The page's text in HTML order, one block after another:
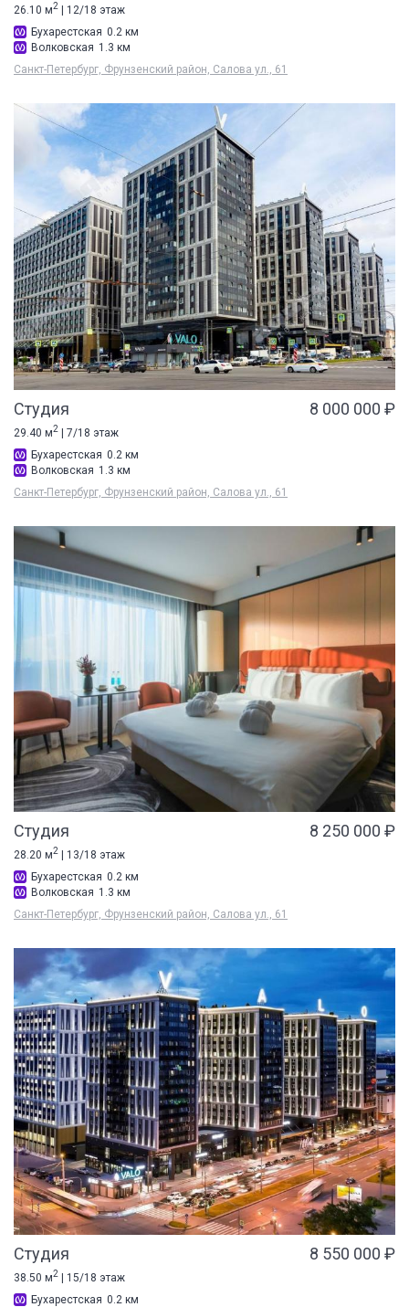
26.10 м2
| 12/18 этаж
Бухарестская 0.2 км
Волковская 1.3 км
Санкт-Петербург, Фрунзенский район, Салова ул., 61
Студия 8 000 000 ₽
29.40 м2 | 7/18 этаж
Бухарестская 0.2 км
Волковская 1.3 км
Санкт-Петербург, Фрунзенский район, Салова ул., 61
Студия 8 250 000 ₽
28.20 м2
| 13/18 этаж
Бухарестская 0.2 км
Волковская 1.3 км
Санкт-Петербург, Фрунзенский район, Салова ул., 61
Студия 8 550 000 ₽
38.50 м2 | 15/18 этаж
Бухарестская 0.2 км